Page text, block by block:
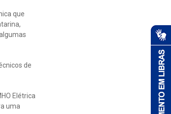
que
de
Elétrica
uma